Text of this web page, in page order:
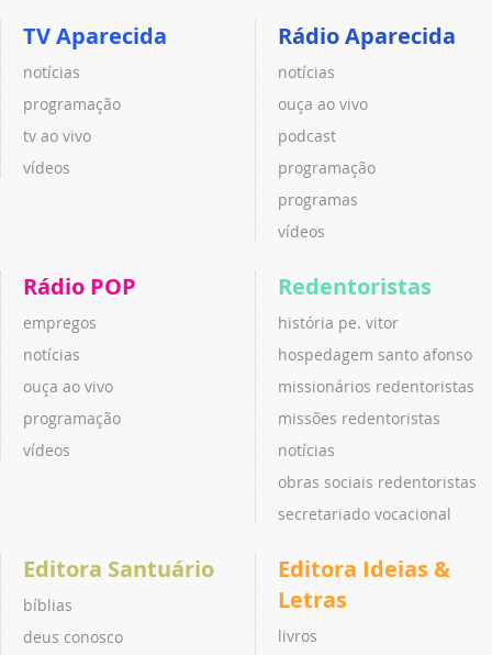
TV Aparecida
notícias
programação
tv ao vivo
vídeos
Rádio Aparecida
notícias
ouça ao vivo
podcast
programação
programas
vídeos
Rádio POP
empregos
notícias
ouça ao vivo
programação
vídeos
Redentoristas
história pe. vitor
hospedagem santo afonso
missionários redentoristas
missões redentoristas
notícias
obras sociais redentoristas
secretariado vocacional
Editora Santuário
bíblias
deus conosco
Editora Ideias &
Letras
livros